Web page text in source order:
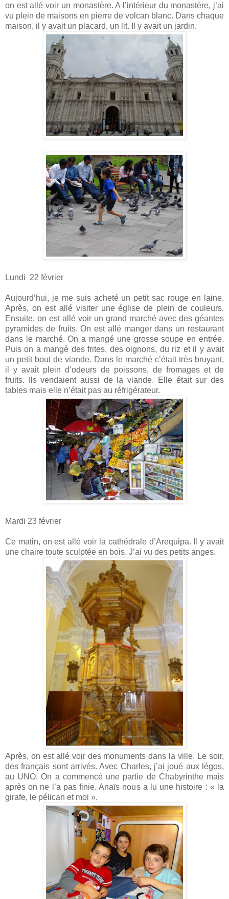
on est allé voir un monastère. A l’intérieur du monastère, j’ai
vu plein de maisons en pierre de volcan blanc. Dans chaque
maison, il y avait un placard, un lit. Il y avait un jardin.
Lundi 22 février
Aujourd’hui, je me suis acheté un petit sac rouge en laine.
Après, on est allé visiter une église de plein de couleurs.
Ensuite, on est allé voir un grand marché avec des géantes
pyramides de fruits. On est allé manger dans un restaurant
dans le marché. On a mangé une grosse soupe en entrée.
Puis on a mangé des frites, des oignons, du riz et il y avait
un petit bout de viande. Dans le marché c’était très bruyant,
il y avait plein d’odeurs de poissons, de fromages et de
fruits. Ils vendaient aussi de la viande. Elle était sur des
tables mais elle n’était pas au réfrigérateur.
Mardi 23 février
Ce matin, on est allé voir la cathédrale d’Arequipa. Il y avait
une chaire toute sculptée en bois. J’ai vu des petits anges.
Après, on est allé voir des monuments dans la ville. Le soir,
des français sont arrivés. Avec Charles, j’ai joué aux légos,
au UNO. On a commencé une partie de Chabyrinthe mais
après on ne l’a pas finie. Anaïs nous a lu une histoire : « la
girafe, le pélican et moi ».